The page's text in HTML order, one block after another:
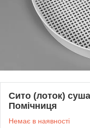
Сито (лоток)
Помічниця
Немає в наявності